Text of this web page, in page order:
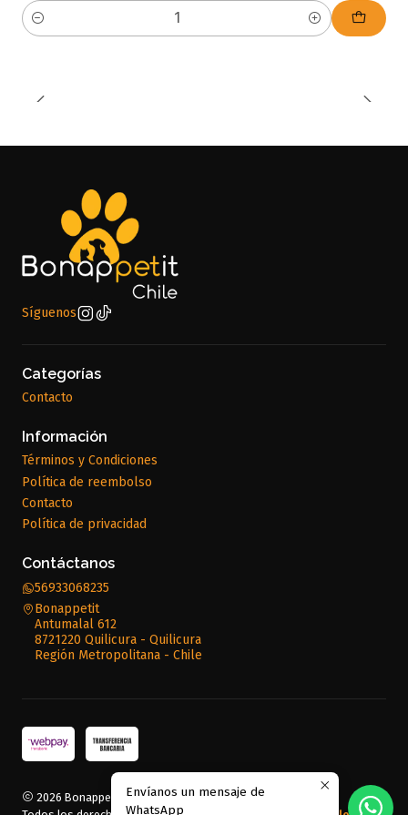
Cantidad
Síguenos
Categorías
Contacto
Información
Términos y Condiciones
Política de reembolso
Contacto
Política de privacidad
Contáctanos
56933068235
Bonappetit
Antumalal 612
8721220 Quilicura - Quilicura
Región Metropolitana - Chile
2026 Bonappetit. Envíanos un mensaje de
WhatsApp